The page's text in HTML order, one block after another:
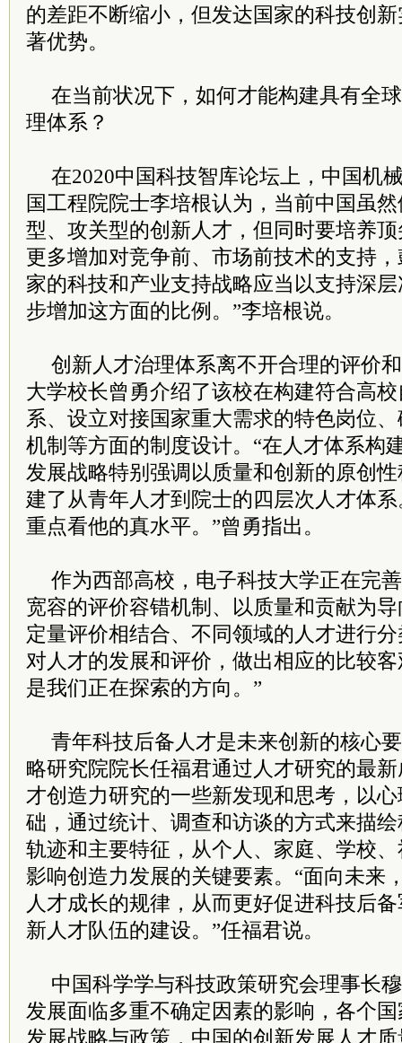
的差距不断缩小，但发达国家的科技创
著优势。
在当前状况下，如何才能构建具有全
理体系？
在2020中国科技智库论坛上，中国机
国工程院院士李培根认为，当前中国虽
型、攻关型的创新人才，但同时要培养
更多增加对竞争前、市场前技术的支持
家的科技和产业支持战略应当以支持深
步增加这方面的比例。”李培根说。
创新人才治理体系离不开合理的评价
大学校长曾勇介绍了该校在构建符合高
系、设立对接国家重大需求的特色岗位
机制等方面的制度设计。“在人才体系构
发展战略特别强调以质量和创新的原创
建了从青年人才到 院士的四层次人才体
重点看他的真水平。”曾勇指出。
作为西部高校，电子科技大学正在完
宽容的评价容错机制、以质量和贡献为
定量评价相结合、不同领域的人才进行
对人才的发展和评价，做出相应的比较
是我们正在探索的方向。”
青年科技后备人才是未来创新的核心
略研究院院长任福君通过人才研究的最
才创造力研究的一些新发现和思考，以
础，通过统计、调查和访谈的方式来描
轨迹和主要特征，从个人、家庭、学校
影响创造力发展的关键要素。“面向未来
人才成长的规律，从而更好促进科技后
新人才队伍的建设。”任福君说。
中国科学学与科技政策研究会理事长
发展面临多重不确定因素的影响，各个
发展战略与政策，中国的创新发展人才